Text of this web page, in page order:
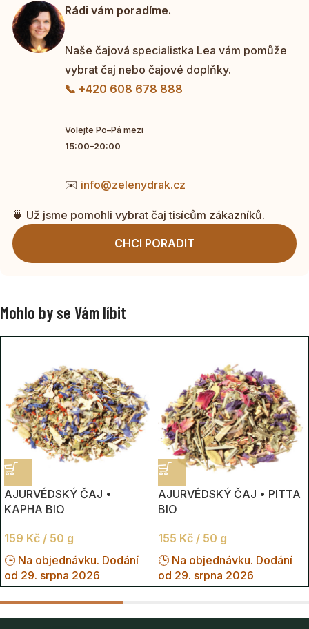
Rádi vám poradíme.
Naše čajová specialistka Lea vám pomůže
vybrat čaj nebo čajové doplňky.
📞 +420 608 678 888
Volejte Po–Pá mezi
15:00–20:00
✉️ info@zelenydrak.cz
🍵 Už jsme pomohli vybrat čaj tisícům zákazníků.
CHCI PORADIT
Mohlo by se Vám líbit
AJURVÉDSKÝ ČAJ •
KAPHA BIO
159 Kč / 50 g
🕒 Na objednávku. Dodání
od 29. srpna 2026
AJURVÉDSKÝ ČAJ • PITTA
BIO
155 Kč / 50 g
🕒 Na objednávku. Dodání
od 29. srpna 2026